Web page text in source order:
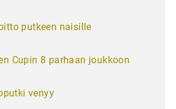
putkeen naisille
Cupin 8 parhaan joukkoon
venyy